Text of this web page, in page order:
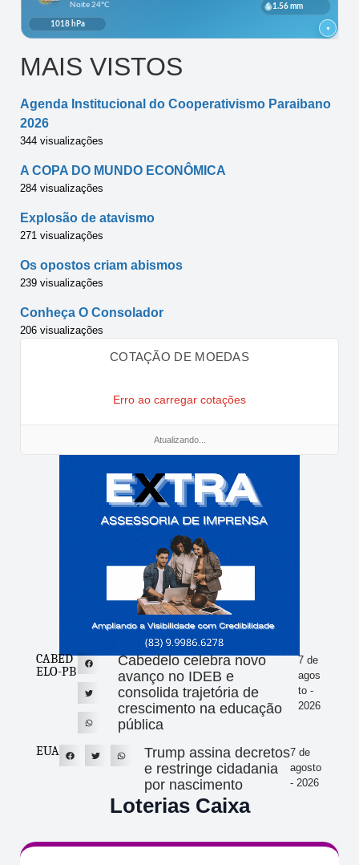
MAIS VISTOS
Agenda Institucional do Cooperativismo Paraibano
2026
344 visualizações
A COPA DO MUNDO ECONÔMICA
284 visualizações
Explosão de atavismo
271 visualizações
Os opostos criam abismos
239 visualizações
Conheça O Consolador
206 visualizações
COTAÇÃO DE MOEDAS
Erro ao carregar cotações
Atualizando...
CABED
ELO-PB
Cabedelo celebra novo
avanço no IDEB e
consolida trajetória de
crescimento na educação
pública
7 de
agos
to -
2026
EUA
Trump assina decretos
e restringe cidadania
por nascimento
7 de
agosto
- 2026
Loterias Caixa